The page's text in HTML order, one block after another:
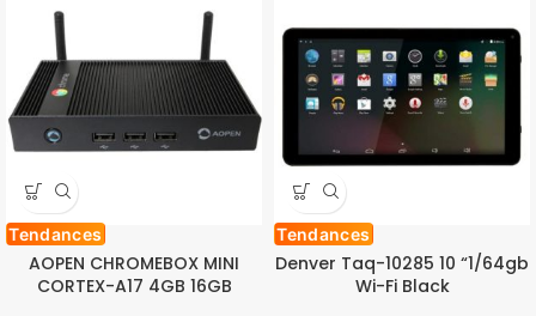
Tendances
AOPEN CHROMEBOX MINI
CORTEX-A17 4GB 16GB
Tendances
Denver Taq-10285 10 “1/64gb
Wi-Fi Black